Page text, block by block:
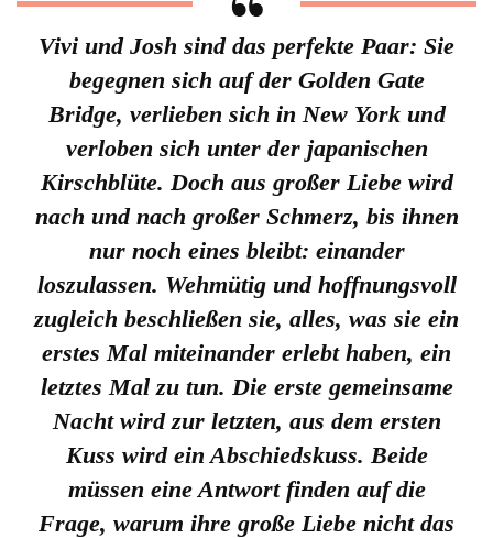
Vivi und Josh sind das perfekte Paar: Sie
begegnen sich auf der Golden Gate
Bridge, verlieben sich in New York und
verloben sich unter der japanischen
Kirschblüte. Doch aus großer Liebe wird
nach und nach großer Schmerz, bis ihnen
nur noch eines bleibt: einander
loszulassen. Wehmütig und hoffnungsvoll
zugleich beschließen sie, alles, was sie ein
erstes Mal miteinander erlebt haben, ein
letztes Mal zu tun. Die erste gemeinsame
Nacht wird zur letzten, aus dem ersten
Kuss wird ein Abschiedskuss. Beide
müssen eine Antwort finden auf die
Frage, warum ihre große Liebe nicht das